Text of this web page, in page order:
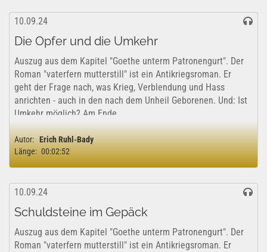
10.09.24
Die Opfer und die Umkehr
Auszug aus dem Kapitel "Goethe unterm Patronengurt". Der
Roman "vaterfern mutterstill" ist ein Antikriegsroman. Er
geht der Frage nach, was Krieg, Verblendung und Hass
anrichten - auch in den nach dem Unheil Geborenen. Und: Ist
Umkehr möglich? Am Ende...
Autor: Erich Ruhl-Bady
Länge: 00:02:52
10.09.24
Schuldsteine im Gepäck
Auszug aus dem Kapitel "Goethe unterm Patronengurt". Der
Roman "vaterfern mutterstill" ist ein Antikriegsroman. Er